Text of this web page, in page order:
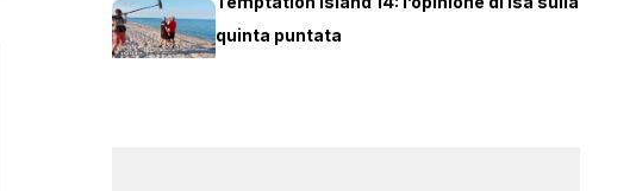
quinta puntata